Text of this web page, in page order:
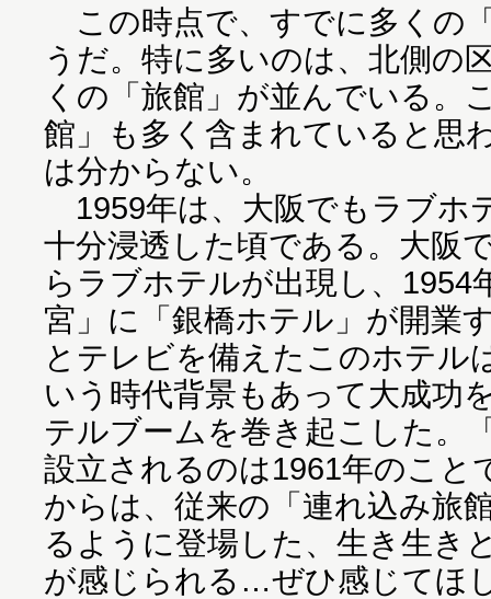
この時点で、すでに多くの
うだ。特に多いのは、北側の
くの「旅館」が並んでいる。
館」も多く含まれていると思
は分からない。
1959年は、大阪でもラブホ
十分浸透した頃である。大阪
らラブホテルが出現し、1954
宮」に「銀橋ホテル」が開業
とテレビを備えたこのホテル
いう時代背景もあって大成功
テルブームを巻き起こした。
設立されるのは1961年のこと
からは、従来の「連れ込み旅
るように登場した、生き生き
が感じられる…ぜひ感じてほ